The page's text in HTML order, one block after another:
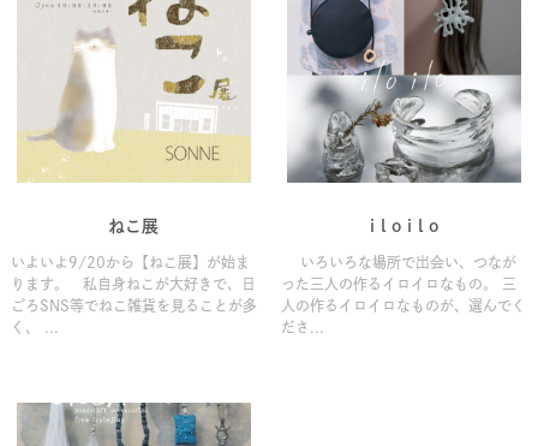
ねこ展
いよいよ9/20から【ねこ展】が始ま
ります。 私自身ねこが大好きで、日
ごろSNS等でねこ雑貨を見ることが多
く、 ...
i l o i l o
いろいろな場所で出会い、つなが
った三人の作るイロイロなもの。 三
人の作るイロイロなものが、選んでく
ださ...